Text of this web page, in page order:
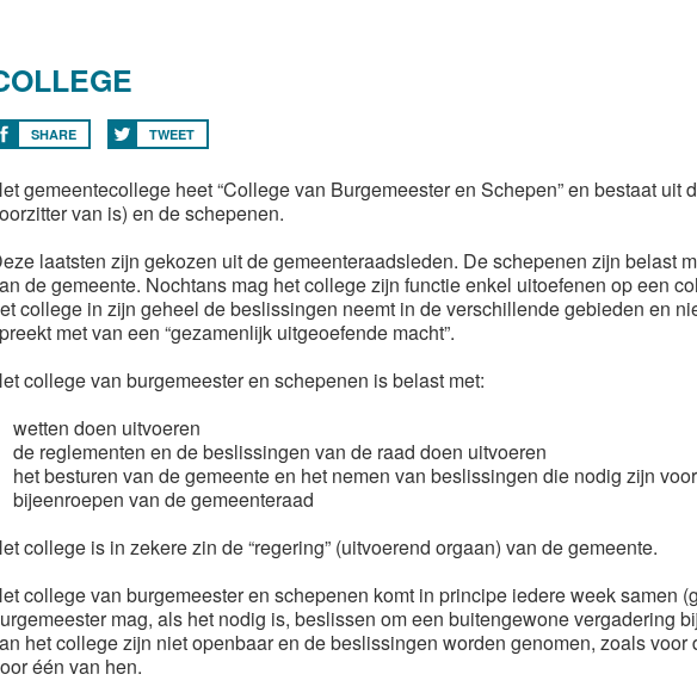
SHARE TWEET
gemeentecollege heet “College van Burgemeester en Schepen” en bestaat uit
van is) en de schepenen.
laatsten zijn gekozen uit de gemeenteraadsleden. De schepenen zijn belast
de gemeente. Nochtans mag het college zijn functie enkel uitoefenen op een
college in zijn geheel de beslissingen neemt in de verschillende gebieden en
met van een “gezamenlijk uitgeoefende macht”.
college van burgemeester en schepenen is belast met:
wetten doen uitvoeren
de reglementen en de beslissingen van de raad doen uitvoeren
het besturen van de gemeente en het nemen van beslissingen die nodig zijn
bijeenroepen van de gemeenteraad
college is in zekere zin de “regering” (uitvoerend orgaan) van de gemeente.
college van burgemeester en schepenen komt in principe iedere week samen
mag, als het nodig is, beslissen om een buitengewone vergadering
het college zijn niet openbaar en de beslissingen worden genomen, zoals
één van hen.